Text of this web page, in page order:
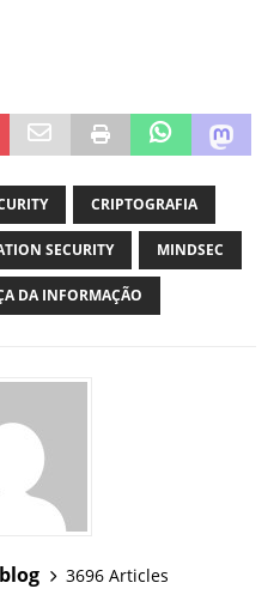
CRIPTOGRAFIA
SECURITY MINDSEC
DA INFORMAÇÃO
3696 Articles